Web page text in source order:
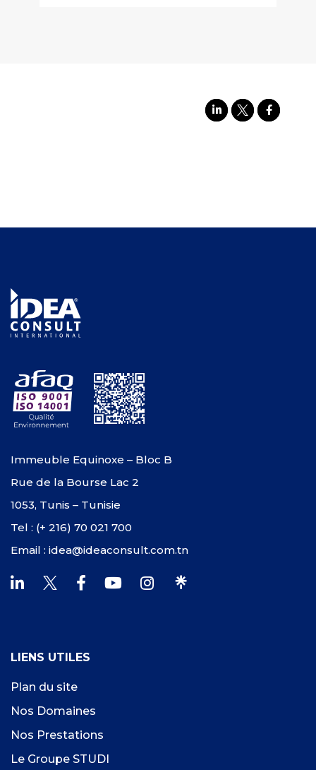
Immeuble Equinoxe – Bloc B
Rue de la Bourse Lac 2
1053, Tunis – Tunisie
Tel : (+ 216) 70 021 700
Email : idea@ideaconsult.com.tn
LIENS UTILES
Plan du site
Nos Domaines
Nos Prestations
Le Groupe STUDI